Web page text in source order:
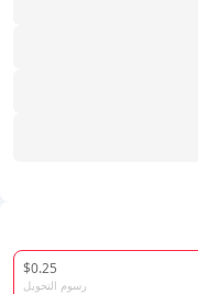
$0.25
رسوم التحويل